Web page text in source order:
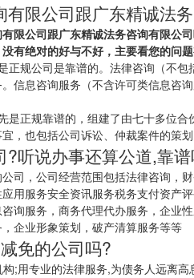
限公司跟广东精诚法
限公司跟广东精诚法务咨询有限公
有绝对的好与不好，主要看您的问题
正规公司是靠谱的。法律咨询（不
信息咨询服务（不含许可类信息咨
是正规靠谱的，组建了由七十多位
，也包括公司诉讼、仲裁案件的策
听说办事还算公道,靠
司，公司经营范围包括法律咨询，
用服务安全资讯服务税务支付资产
询服务，商务代理代办服务，企业
企业形象策划，破产清算服务等等
免的公司吗?
;用专业的法律服务,为债务人远离